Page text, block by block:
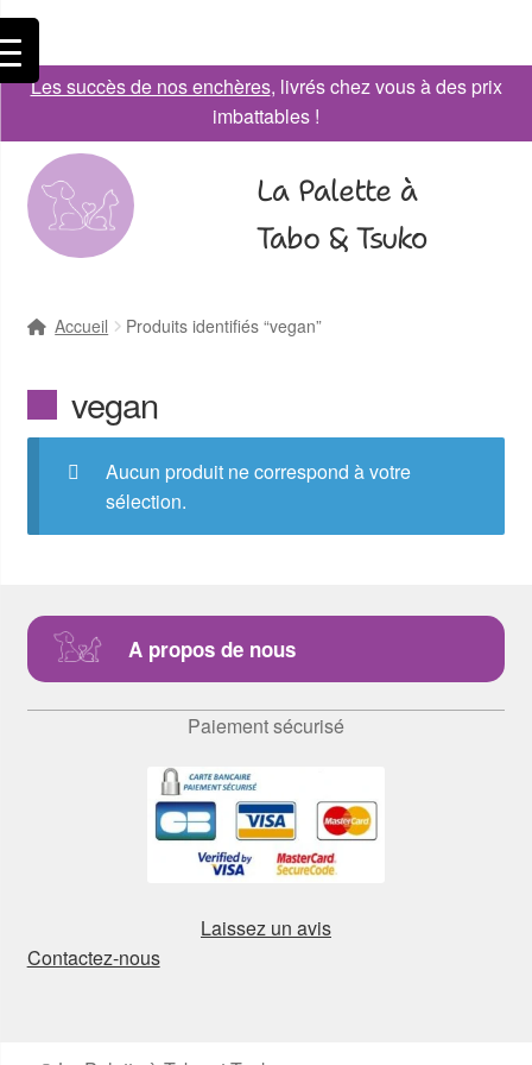
Les succès de nos enchères, livrés chez vous à des prix
imbattables !
La Palette à
Tabo & Tsuko
Accueil Produits identifiés “vegan”
vegan
Aucun produit ne correspond à votre
sélection.
A propos de nous
Paiement sécurisé
Laissez un avis
Contactez-nous